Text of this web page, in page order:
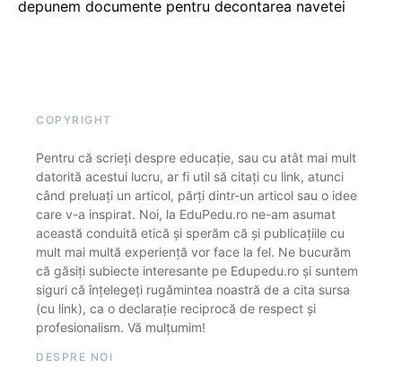
depunem documente pentru decontarea navetei
COPYRIGHT
Pentru că scrieți despre educație, sau cu atât mai mult
datorită acestui lucru, ar fi util să citați cu link, atunci
când preluați un articol, părți dintr-un articol sau o idee
care v-a inspirat. Noi, la EduPedu.ro ne-am asumat
această conduită etică și sperăm că și publicațiile cu
mult mai multă experiență vor face la fel. Ne bucurăm
că găsiți subiecte interesante pe Edupedu.ro și suntem
siguri că înțelegeți rugămintea noastră de a cita sursa
(cu link), ca o declarație reciprocă de respect și
profesionalism. Vă mulțumim!
DESPRE NOI